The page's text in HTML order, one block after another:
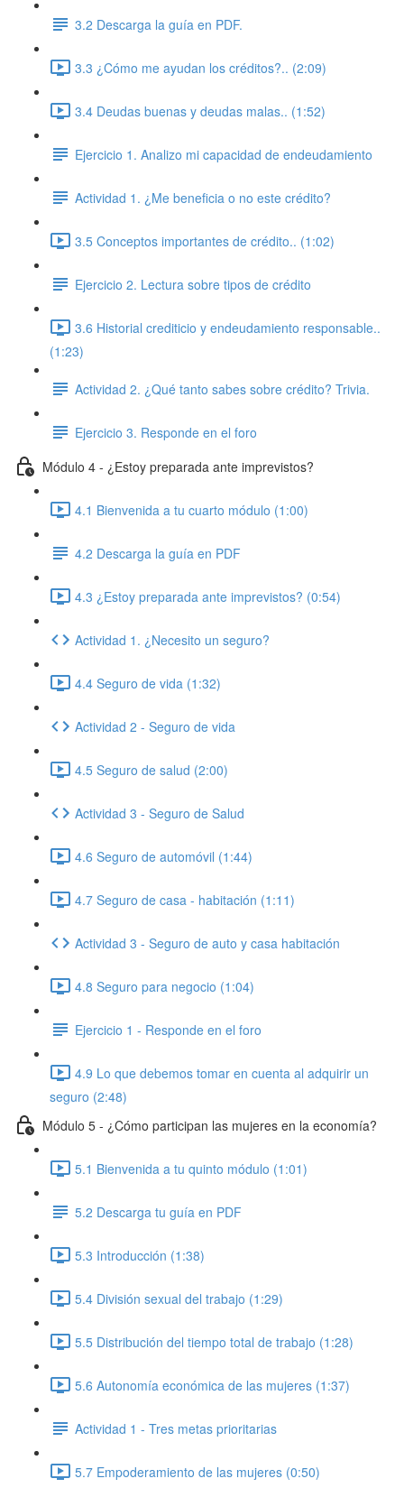
3.2 Descarga la guía en PDF.
3.3 ¿Cómo me ayudan los créditos?.. (2:09)
3.4 Deudas buenas y deudas malas.. (1:52)
Ejercicio 1. Analizo mi capacidad de endeudamiento
Actividad 1. ¿Me beneficia o no este crédito?
3.5 Conceptos importantes de crédito.. (1:02)
Ejercicio 2. Lectura sobre tipos de crédito
3.6 Historial crediticio y endeudamiento responsable..
(1:23)
Actividad 2. ¿Qué tanto sabes sobre crédito? Trivia.
Ejercicio 3. Responde en el foro
Módulo 4 - ¿Estoy preparada ante imprevistos?
4.1 Bienvenida a tu cuarto módulo (1:00)
4.2 Descarga la guía en PDF
4.3 ¿Estoy preparada ante imprevistos? (0:54)
Actividad 1. ¿Necesito un seguro?
4.4 Seguro de vida (1:32)
Actividad 2 - Seguro de vida
4.5 Seguro de salud (2:00)
Actividad 3 - Seguro de Salud
4.6 Seguro de automóvil (1:44)
4.7 Seguro de casa - habitación (1:11)
Actividad 3 - Seguro de auto y casa habitación
4.8 Seguro para negocio (1:04)
Ejercicio 1 - Responde en el foro
4.9 Lo que debemos tomar en cuenta al adquirir un
seguro (2:48)
Módulo 5 - ¿Cómo participan las mujeres en la economía?
5.1 Bienvenida a tu quinto módulo (1:01)
5.2 Descarga tu guía en PDF
5.3 Introducción (1:38)
5.4 División sexual del trabajo (1:29)
5.5 Distribución del tiempo total de trabajo (1:28)
5.6 Autonomía económica de las mujeres (1:37)
Actividad 1 - Tres metas prioritarias
5.7 Empoderamiento de las mujeres (0:50)